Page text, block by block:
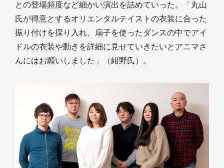
との登場頻度など細かい演出を詰めていった。「丸山
氏が得意とするオリエンタルテイストの衣装に合った
振り付けを採り入れ、扇子を使ったダンスの中でアイ
ドルの衣装や動きを詳細に見せていきたいとアニマさ
んにはお願いしました」（紺野氏）。